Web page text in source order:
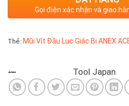
Gọi điện xác nhận và giao
Thẻ: Mũi Vít Đầu Lục Giác Bi ANEX
Tool Japan